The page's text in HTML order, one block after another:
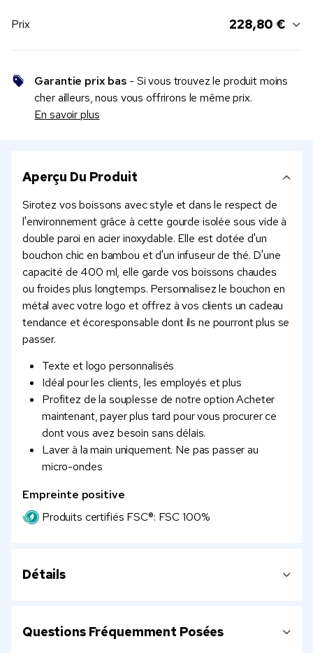
Prix 228,80 €
Garantie prix bas - Si vous trouvez le produit moins
cher ailleurs, nous vous offrirons le même prix.
En savoir plus
Aperçu Du Produit
Sirotez vos boissons avec style et dans le respect de
l'environnement grâce à cette gourde isolée sous vide à
double paroi en acier inoxydable. Elle est dotée d'un
bouchon chic en bambou et d'un infuseur de thé. D'une
capacité de 400 ml, elle garde vos boissons chaudes
ou froides plus longtemps. Personnalisez le bouchon en
métal avec votre logo et offrez à vos clients un cadeau
tendance et écoresponsable dont ils ne pourront plus se
passer.
Texte et logo personnalisés
Idéal pour les clients, les employés et plus
Profitez de la souplesse de notre option Acheter
maintenant, payer plus tard pour vous procurer ce
dont vous avez besoin sans délais.
Laver à la main uniquement. Ne pas passer au
micro-ondes
Empreinte positive
Produits certifiés FSC®: FSC 100%
Détails
Questions Fréquemment Posées